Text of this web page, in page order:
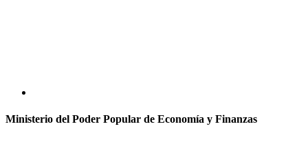
Ministerio del Poder Popular de Economía y Finanzas